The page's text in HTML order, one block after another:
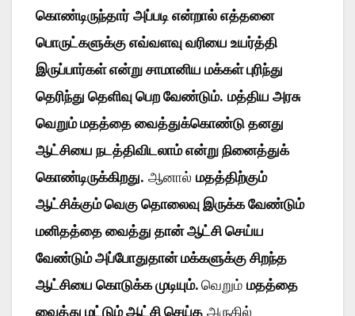
கொண்டிருந்தார் அப்படி என்றால் எத்தனை
பொருட்களுக்கு எவ்வளவு வரியை உயர்த்தி
இருப்பார்கள் என்று சாமானிய மக்கள் புரிந்து
தெரிந்து தெளிவு பெற வேண்டும். மத்திய அரசு
வெறும் மதத்தை வைத்துக்கொண்டு தனது
ஆட்சியை நடத்திவிடலாம் என்று நினைத்துக்
கொண்டிருக்கிறது. ஆனால் மதத்திற்கும்
ஆட்சிக்கும் வெகு தொலைவு இருக்க வேண்டும்
மனிதத்தை வைத்து தான் ஆட்சி செய்ய
வேண்டும் அப்போதுதான் மக்களுக்கு சிறந்த
ஆட்சியை கொடுக்க முடியும்.வெறும் மதத்தை
வைத்து மட்டும் ஆட்சி செய்த அருகில்